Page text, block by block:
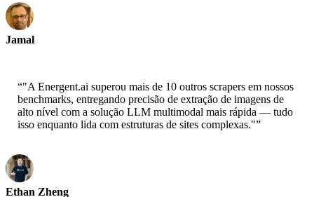
Jamal
“"A Energent.ai superou mais de 10 outros scrapers em nossos
benchmarks, entregando precisão de extração de imagens de
alto nível com a solução LLM multimodal mais rápida — tudo
isso enquanto lida com estruturas de sites complexas."”
Ethan Zheng